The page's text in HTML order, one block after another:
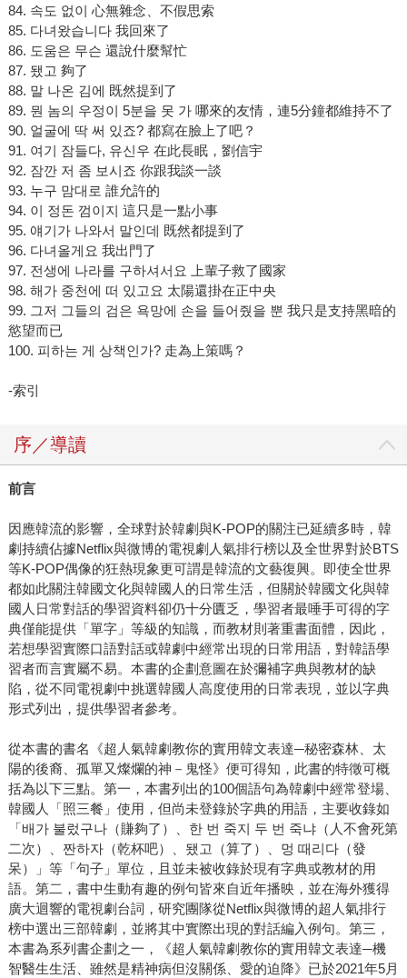
84. 속도 없이 心無雜念、不假思索
85. 다녀왔습니다 我回來了
86. 도움은 무슨 還說什麼幫忙
87. 됐고 夠了
88. 말 나온 김에 既然提到了
89. 뭔 놈의 우정이 5분을 못 가 哪來的友情，連5分鐘都維持不了
90. 얼굴에 딱 써 있죠? 都寫在臉上了吧？
91. 여기 잠들다, 유신우 在此長眠，劉信宇
92. 잠깐 저 좀 보시죠 你跟我談一談
93. 누구 맘대로 誰允許的
94. 이 정돈 껌이지 這只是一點小事
95. 얘기가 나와서 말인데 既然都提到了
96. 다녀올게요 我出門了
97. 전생에 나라를 구하셔서요 上輩子救了國家
98. 해가 중천에 떠 있고요 太陽還掛在正中央
99. 그저 그들의 검은 욕망에 손을 들어줬을 뿐 我只是支持黑暗的
慾望而已
100. 피하는 게 상책인가? 走為上策嗎？
-索引
序／導讀
前言
因應韓流的影響，全球對於韓劇與K-POP的關注已延續多時，韓
劇持續佔據Netflix與微博的電視劇人氣排行榜以及全世界對於BTS
等K-POP偶像的狂熱現象更可謂是韓流的文藝復興。即使全世界
都如此關注韓國文化與韓國人的日常生活，但關於韓國文化與韓
國人日常對話的學習資料卻仍十分匱乏，學習者最唾手可得的字
典僅能提供「單字」等級的知識，而教材則著重書面體，因此，
若想學習實際口語對話或韓劇中經常出現的日常用語，對韓語學
習者而言實屬不易。本書的企劃意圖在於彌補字典與教材的缺
陷，從不同電視劇中挑選韓國人高度使用的日常表現，並以字典
形式列出，提供學習者參考。
從本書的書名《超人氣韓劇教你的實用韓文表達─秘密森林、太
陽的後裔、孤單又燦爛的神－鬼怪》便可得知，此書的特徵可概
括為以下三點。第一，本書列出的100個語句為韓劇中經常登場、
韓國人「照三餐」使用，但尚未登錄於字典的用語，主要收錄如
「배가 불렀구나（賺夠了）、한 번 죽지 두 번 죽냐（人不會死第
二次）、짠하자（乾杯吧）、됐고（算了）、멍 때리다（發
呆）」等「句子」單位，且並未被收錄於現有字典或教材的用
語。第二，書中生動有趣的例句皆來自近年播映，並在海外獲得
廣大迴響的電視劇台詞，研究團隊從Netflix與微博的超人氣排行
榜中選出三部韓劇，並將其中實際出現的對話編入例句。第三，
本書為系列書企劃之一，《超人氣韓劇教你的實用韓文表達─機
智醫生生活、雖然是精神病但沒關係、愛的迫降》已於2021年5月